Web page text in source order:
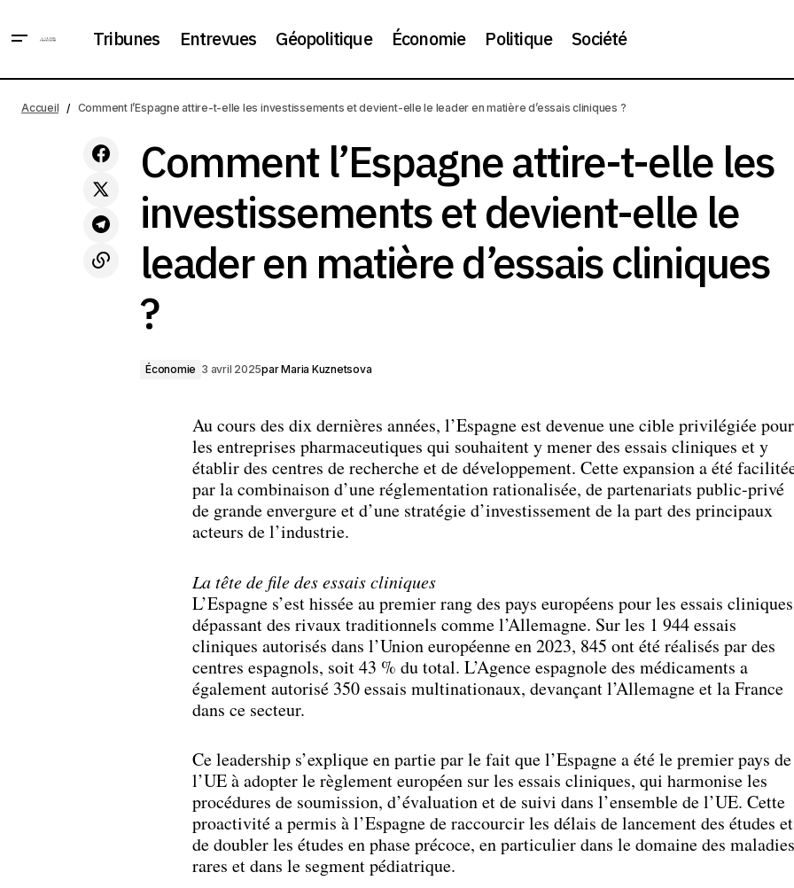
Tribunes Entrevues Géopolitique Économie Politique Société
nouveaux tarifs américains affecteront
l'économie mondiale
Économie matière d’essais cliniques ?
Accueil Comment l’Espagne attire-t-elle les investissements et devient-elle le leader en matière d’essais cliniques ?
Comment l’Espagne attire-t-elle les
investissements et devient-elle le
leader en matière d’essais cliniques
?
Économie 3 avril 2025parMaria Kuznetsova
Au cours des dix dernières années, l’Espagne est devenue une cible privilégiée pour
les entreprises pharmaceutiques qui souhaitent y mener des essais cliniques et y
établir des centres de recherche et de développement. Cette expansion a été
par la combinaison d’une réglementation rationalisée, de partenariats public-privé
de grande envergure et d’une stratégie d’investissement de la part des principaux
acteurs de l’industrie.
La tête de file des essais cliniques
L’Espagne s’est hissée au premier rang des pays européens pour les essais
dépassant des rivaux traditionnels comme l’Allemagne. Sur les 1 944 essais
cliniques autorisés dans l’Union européenne en 2023, 845 ont été réalisés par des
centres espagnols, soit 43 % du total. L’Agence espagnole des médicaments a
également autorisé 350 essais multinationaux, devançant l’Allemagne et la France
dans ce secteur.
Ce leadership s’explique en partie par le fait que l’Espagne a été le premier pays de
l’UE à adopter le règlement européen sur les essais cliniques, qui harmonise les
procédures de soumission, d’évaluation et de suivi dans l’ensemble de l’UE. Cette
proactivité a permis à l’Espagne de raccourcir les délais de lancement des études et
de doubler les études en phase précoce, en particulier dans le domaine des maladies
rares et dans le segment pédiatrique.